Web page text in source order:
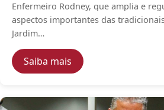
Enfermeiro Rodney, que amplia e
aspectos importantes das
Jardim…
Saiba mais — Projeto de lei